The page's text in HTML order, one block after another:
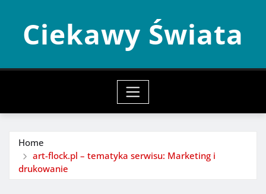
contentCiekawy Świata
Home
art-flock.pl – tematyka serwisu: Marketing i
drukowanie